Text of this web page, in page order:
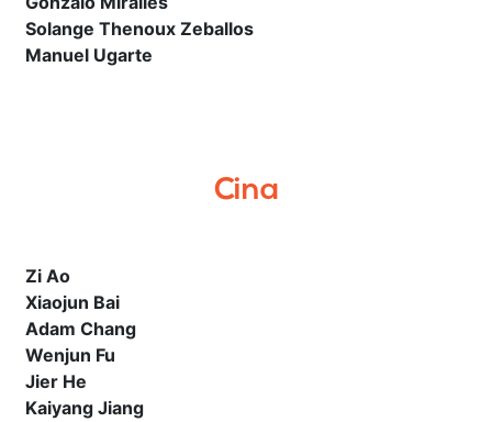
Solange Thenoux Zeballos
Manuel Ugarte
Cina
Zi Ao
Xiaojun Bai
Adam Chang
Wenjun Fu
Jier He
Kaiyang Jiang